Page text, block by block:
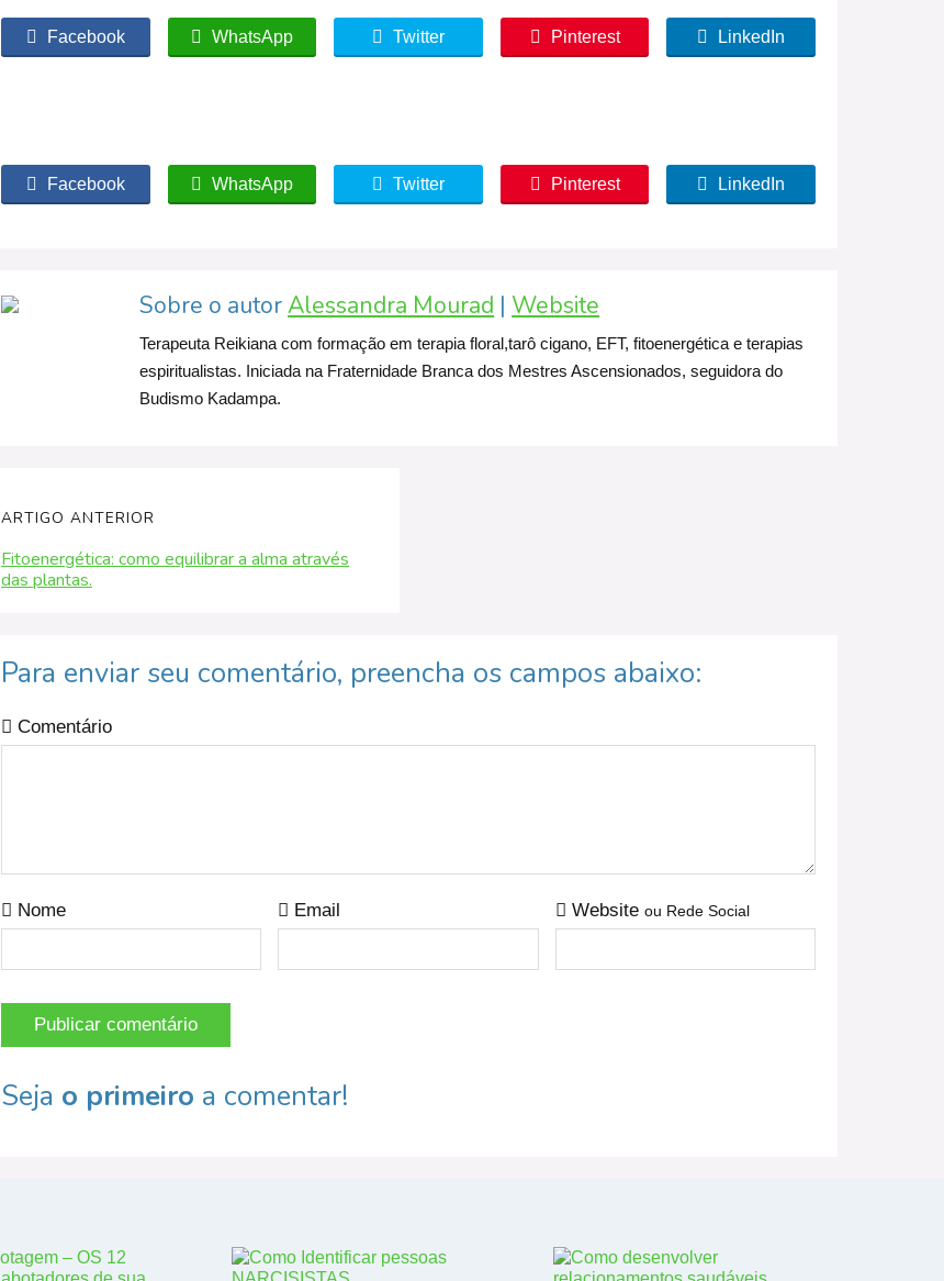
Facebook WhatsApp Twitter Pinterest LinkedIn
Facebook WhatsApp Twitter Pinterest LinkedIn
Sobre o autorAlessandra Mourad | Website
Terapeuta Reikiana com formação em terapia floral,tarô cigano, EFT, fitoenergética e terapias
espiritualistas. Iniciada na Fraternidade Branca dos Mestres Ascensionados, seguidora do
Budismo Kadampa.
ARTIGO ANTERIOR
Fitoenergética: como equilibrar a alma através
das plantas.
Para enviar seu comentário, preencha os campos abaixo:
Comentário
Nome Email Website ou Rede Social
Seja o primeiro a comentar!